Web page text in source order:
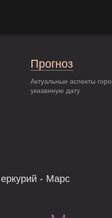
Прогноз
Актуальные аспекты
указанную дату
- Марс